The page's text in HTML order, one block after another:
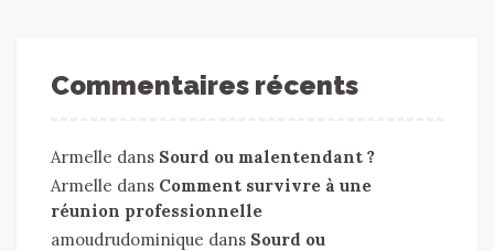
Commentaires récents
Armelle dans Sourd ou malentendant ?
Armelle dans Comment survivre à une
réunion professionnelle
amoudrudominique dans Sourd ou